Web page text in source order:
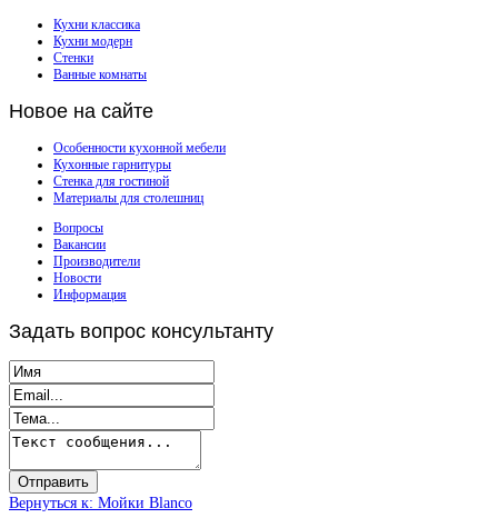
Кухни классика
Кухни модерн
Стенки
Ванные комнаты
Новое на сайте
Особенности кухонной мебели
Кухонные гарнитуры
Стенка для гостиной
Материалы для столешниц
Вопросы
Вакансии
Производители
Новости
Информация
Задать вопрос консультанту
Вернуться к: Мойки Blanco